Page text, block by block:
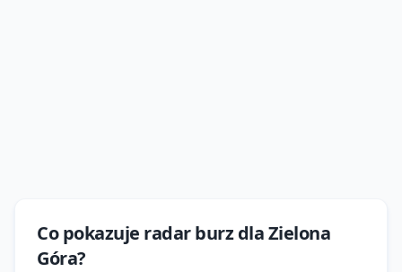
Co pokazuje radar burzdlaZielona
Góra?